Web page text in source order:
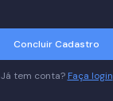
Concluir Cadastro
Já tem conta? Faça login